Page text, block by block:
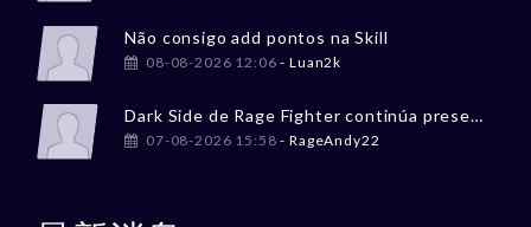
Não consigo add pontos na Skill
08-08-2026 12:06 - Luan2k
Dark Side de Rage Fighter continúa presentando problemas graves en PvP
07-08-2026 15:58 - RageAndy22